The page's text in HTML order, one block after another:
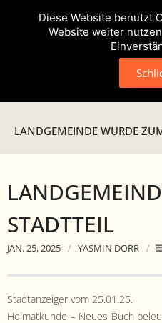
Veranstaltungen
Verein
- Geschichte
LANDGEMEINDE WURDE
STADTTEIL
JAN. 25, 2025 YASMIN DÖRR
Stad­tanzeiger vom 25.01.25.
Heimatkunde – Neues Buch
Diese Website benutzt
Website weiter